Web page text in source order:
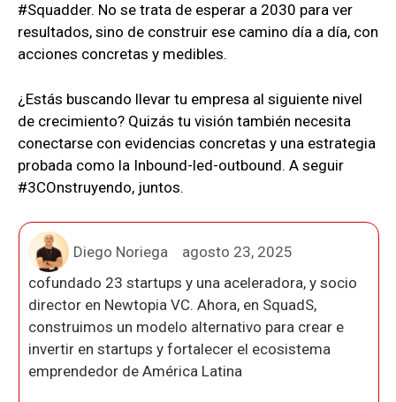
#Squadder. No se trata de esperar a 2030 para ver
resultados, sino de construir ese camino día a día, con
acciones concretas y medibles.
¿Estás buscando llevar tu empresa al siguiente nivel
de crecimiento? Quizás tu visión también necesita
conectarse con evidencias concretas y una estrategia
probada como la Inbound-led-outbound. A seguir
#3COnstruyendo, juntos.
Diego Noriega
agosto 23, 2025
cofundado 23 startups y una aceleradora, y socio
director en Newtopia VC. Ahora, en SquadS,
construimos un modelo alternativo para crear e
invertir en startups y fortalecer el ecosistema
emprendedor de América Latina